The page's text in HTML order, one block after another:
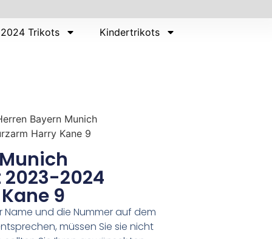
Trikots Kindertrikots
Bayern Munich
Harry Kane 9
2024
9
Name und die Nummer auf dem
müssen Sie sie nicht